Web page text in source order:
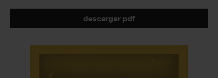
descargar pdf